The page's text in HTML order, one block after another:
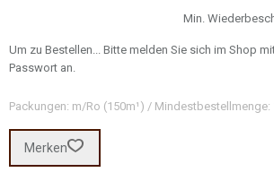
Min.
Um zu Bestellen... Bitte melden Sie sich im Shop
Passwort an.
Packungen: m/Ro (150m¹) / Mindestbestellmenge:
Merken